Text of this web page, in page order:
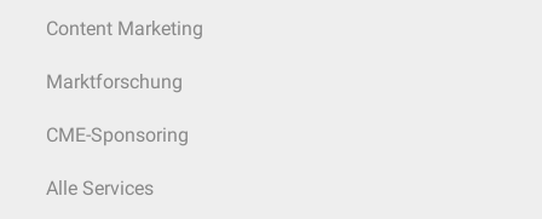
Content Marketing
Marktforschung
CME-Sponsoring
Alle Services